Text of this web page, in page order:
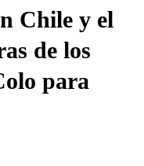
Chile y el
de los
para